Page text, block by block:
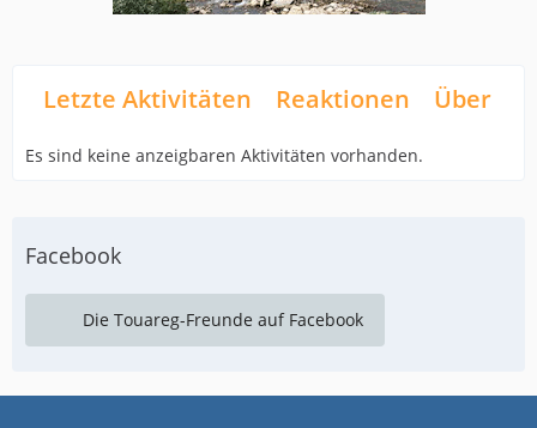
Letzte Aktivitäten Reaktionen Über
Es sind keine anzeigbaren Aktivitäten vorhanden.
Facebook
Die Touareg-Freunde auf Facebook